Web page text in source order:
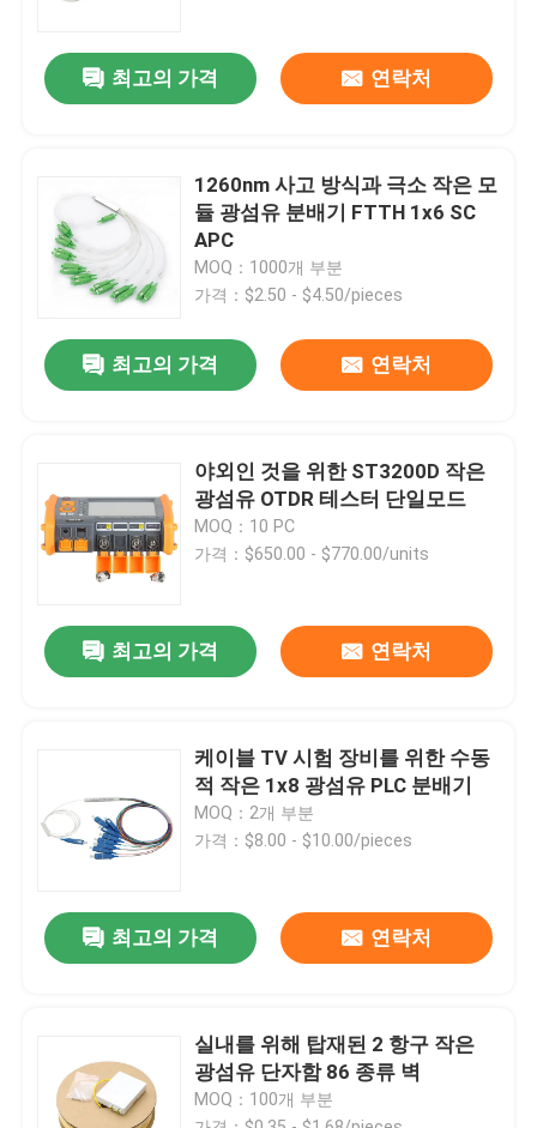
제품 소개
동영상
VR 쇼
공장 투어
견적 요청
섬유 케이블 조립체
섬유 케이블 패치 코드
최고의 가격 연락처
1260nm 사고 방식과 극소 작은 모
듈 광섬유 분배기 FTTH 1x6 SC
APC
MOQ：1000개 부분
가격：$2.50 - $4.50/pieces
최고의 가격 연락처
야외인 것을 위한 ST3200D 작은
광섬유 OTDR 테스터 단일모드
MOQ：10 PC
가격：$650.00 - $770.00/units
최고의 가격 연락처
케이블 TV 시험 장비를 위한 수동
적 작은 1x8 광섬유 PLC 분배기
MOQ：2개 부분
가격：$8.00 - $10.00/pieces
최고의 가격 연락처
실내를 위해 탑재된 2 항구 작은
광섬유 단자함 86 종류 벽
MOQ：100개 부분